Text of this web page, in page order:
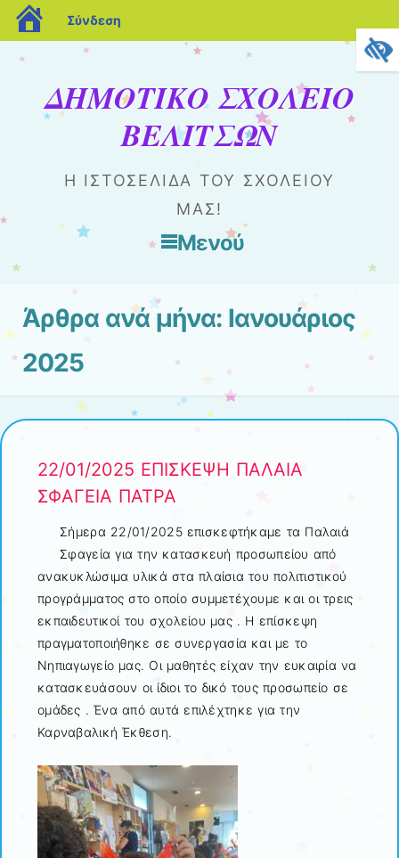
blogs.sch.gr
Σύνδεση
ΔΗΜΟΤΙΚΟ ΣΧΟΛΕΙΟ
ΒΕΛΙΤΣΩΝ
Η ΙΣΤΟΣΕΛΊΔΑ ΤΟΥ ΣΧΟΛΕΊΟΥ
ΜΑΣ!
Μενού
Μετάβαση στο περιεχόμενο
Άρθρα ανά μήνα: Ιανουάριος
2025
22/01/2025 ΕΠΙΣΚΕΨΗ ΠΑΛΑΙΑ
ΣΦΑΓΕΙΑ ΠΑΤΡΑ
Σήμερα 22/01/2025 επισκεφτήκαμε τα Παλαιά
Σφαγεία για την κατασκευή προσωπείου από
ανακυκλώσιμα υλικά στα πλαίσια του πολιτιστικού
προγράμματος στο οποίο συμμετέχουμε και οι τρεις
εκπαιδευτικοί του σχολείου μας . Η επίσκεψη
πραγματοποιήθηκε σε συνεργασία και με το
Νηπιαγωγείο μας. Οι μαθητές είχαν την ευκαιρία να
κατασκευάσουν οι ίδιοι το δικό τους προσωπείο σε
ομάδες . Ένα από αυτά επιλέχτηκε για την
Καρναβαλική Έκθεση.